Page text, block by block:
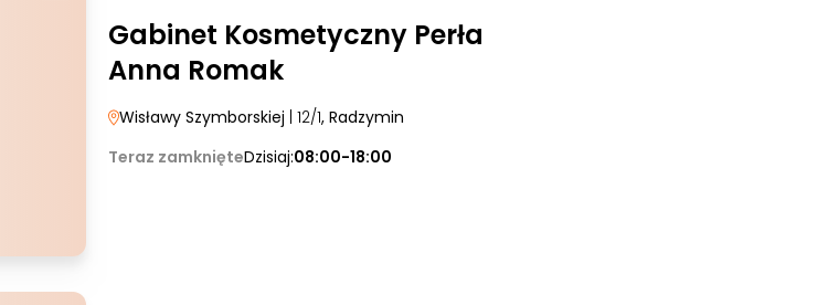
Gabinet Kosmetyczny Perła
Anna Romak
Wisławy Szymborskiej | 12/1, Radzymin
Teraz zamknięteDzisiaj:08:00-18:00